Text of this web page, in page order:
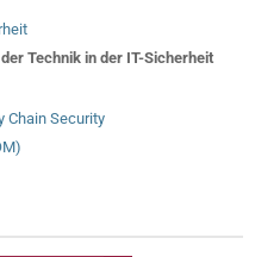
Technik in der IT-Sicherheit
Chain Security